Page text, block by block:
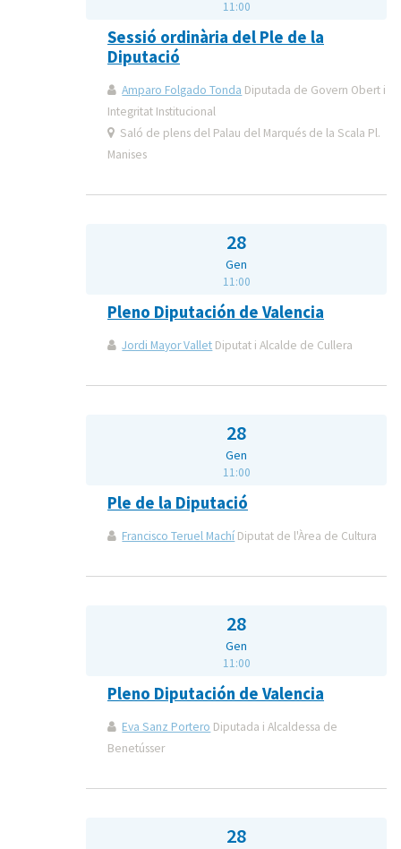
11:00
Sessió ordinària del Ple de la
Diputació
Amparo Folgado Tonda Diputada de Govern Obert i
Integritat Institucional
Saló de plens del Palau del Marqués de la Scala Pl.
Manises
28
Gen
11:00
Pleno Diputación de Valencia
Jordi Mayor Vallet Diputat i Alcalde de Cullera
28
Gen
11:00
Ple de la Diputació
Francisco Teruel Machí Diputat de l'Àrea de Cultura
28
Gen
11:00
Pleno Diputación de Valencia
Eva Sanz Portero Diputada i Alcaldessa de
Benetússer
28